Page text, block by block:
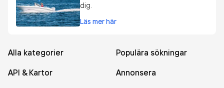
dig.
Läs mer här
Alla kategorier
Populära sökningar
API & Kartor
Annonsera